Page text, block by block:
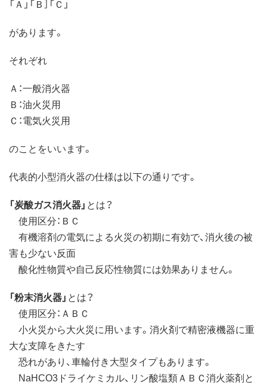
「Ａ」「Ｂ］「Ｃ」
があります。
それぞれ
Ａ：一般消火器
Ｂ：油火災用
Ｃ：電気火災用
のことをいいます。
代表的小型消火器の仕様は以下の通りです。
「炭酸ガス消火器」 とは？
使用区分：ＢＣ
有機溶剤の電気による火災の初期に有効で、消火後の被
害も少ない反面
酸化性物質や自己反応性物質には効果ありません。
「粉末消火器」 とは？
使用区分：ＡＢＣ
小火災から大火災に用います。消火剤で精密液機器に重
大な支障をきたす
恐れがあり、車輪付き大型タイプもあります。
NaHCO3ドライケミカル、リン酸塩類ＡＢＣ消火薬剤と